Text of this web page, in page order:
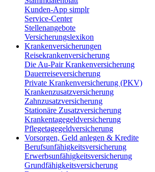
Kunden-App simplr
Service-Center
Stellenangebote
Versicherungslexikon
Krankenversicherungen
Reisekrankenversicherung
Die Au-Pair Krankenversicherung
Dauerreiseversicherung
Private Krankenversicherung (PKV)
Krankenzusatzversicherung
Zahnzusatzversicherung
Stationäre Zusatzversicherung
Krankentagegeldversicherung
Pflegetagegeldversicherung
Vorsorgen, Geld anlegen & Kredite
Berufsunfähigkeitsversicherung
Erwerbsunfähigkeitsversicherung
Grundfähigkeitsversicherung